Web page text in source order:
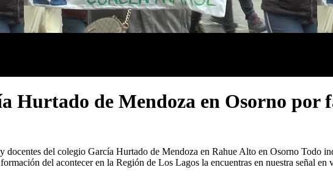
Hurtado de Mendoza en Osorno por
docentes del colegio García Hurtado de Mendoza en Rahue Alto en Osorno Todo
del acontecer en la Región de Los Lagos la encuentras en nuestra señal